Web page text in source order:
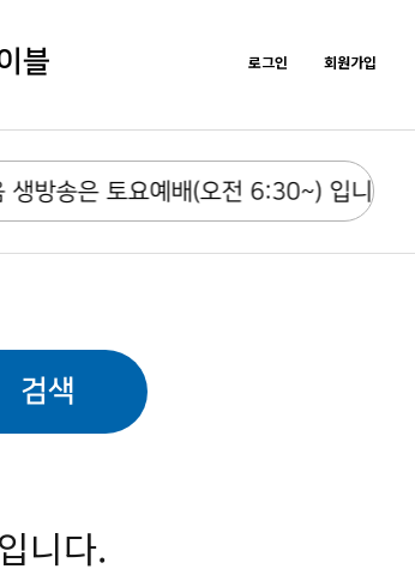
블 로그인 회원가입
방송은 토요예배(오전 6:30~) 입니다.
검색
니다.